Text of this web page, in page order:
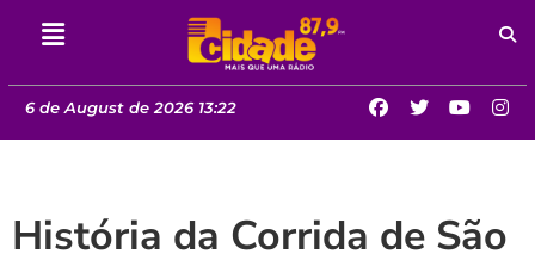
6 de August de 2026 13:22
História da Corrida de São